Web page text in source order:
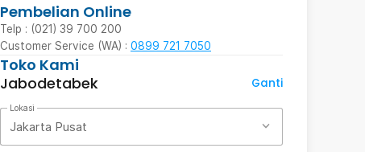
Pembelian Online
Telp : (021) 39 700 200
Customer Service (WA) : 0899 721 7050
Toko Kami
Jabodetabek
Ganti
Lokasi
Jakarta Pusat